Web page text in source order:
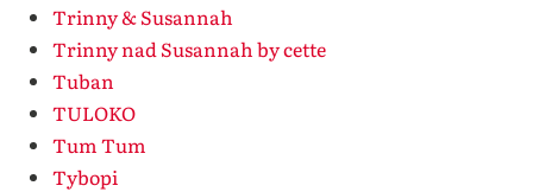
Trinny & Susannah
Trinny nad Susannah by cette
Tuban
TULOKO
Tum Tum
Tybopi